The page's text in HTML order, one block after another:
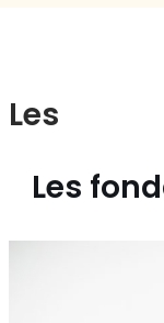
Les
Les